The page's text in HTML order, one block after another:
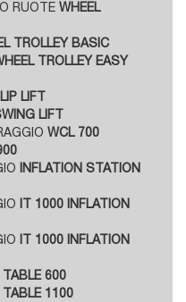
RUOTE WHEEL
TROLLEY BASIC
TROLLEY EASY
LIFT
LIFT
WCL 700
INFLATION STATION
IT 1000 INFLATION
IT 1000 INFLATION
TABLE 600
TABLE 1100